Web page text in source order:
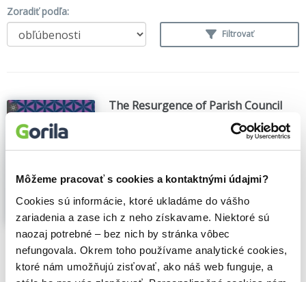
Môžeme pracovať s cookies a kontaktnými údajmi?
Cookies sú informácie, ktoré ukladáme do vášho
zariadenia a zase ich z neho získavame. Niektoré sú
naozaj potrebné – bez nich by stránka vôbec
nefungovala. Okrem toho používame analytické cookies,
ktoré nám umožňujú zisťovať, ako náš web funguje, a
Zoradiť podľa:
Filtrovať
The Resurgence of Parish Council
Powers in England
Springer International
and undervalued in what they do even
though they are an essential part of the
governing of England today. In spite of
this, the number of parish councils and the
roles they perform are increasing. This
book...Zobraziť viac
🍎 Vypredané